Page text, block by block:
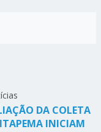
DA COLETA
INICIAM